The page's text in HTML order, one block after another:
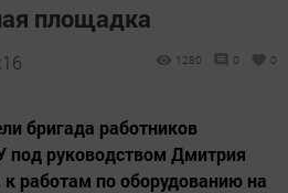
площадка
1280 0 0
бригада работников
под руководством Дмитрия
к работам по оборудованию на